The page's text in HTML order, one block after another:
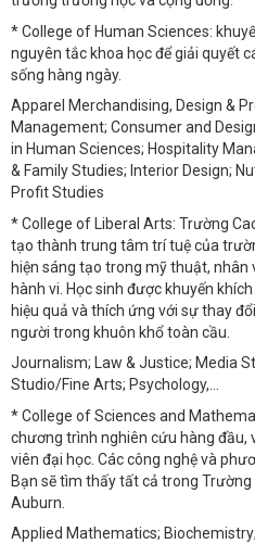
* College of Human Sciences:
nguyên tắc khoa học để giải quyết
sống hàng ngày.
Apparel Merchandising, Design &
Management; Consumer and
in Human Sciences; Hospitality
& Family Studies; Interior Design;
Profit Studies
* College of Liberal Arts: Trường
tạo thành trung tâm trí tuệ của
hiện sáng tạo trong mỹ thuật, nhân
hành vi. Học sinh được khuyến
hiệu quả và thích ứng với sự thay
người trong khuôn khổ toàn cầu.
Journalism; Law & Justice; Media
Studio/Fine Arts; Psychology,...
* College of Sciences and
chương trình nghiên cứu hàng đầu,
viên đại học. Các công nghệ và
Bạn sẽ tìm thấy tất cả trong Trường
Auburn.
Applied Mathematics;